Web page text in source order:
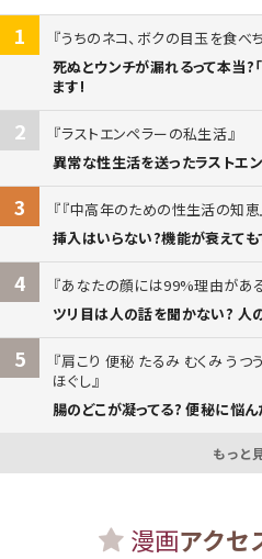
1
うちのネコ、ボクの目玉を食べ
死ぬとウンチが漏れるって本当?
ます!
2
ラストエンペラーの私生活
異常な性生活を送ったラストエ
3
『中高年のための性生活の知恵
挿入はいらない?機能が衰えて
4
あなたの顔には99%理由があ
ツリ目は人の話を聞かない? 人
5
肩こり 便秘 たるみ むくみ うつ
ほぐし
腸のどこが凝ってる? 便秘に悩ん
もっと
漫画アクセ